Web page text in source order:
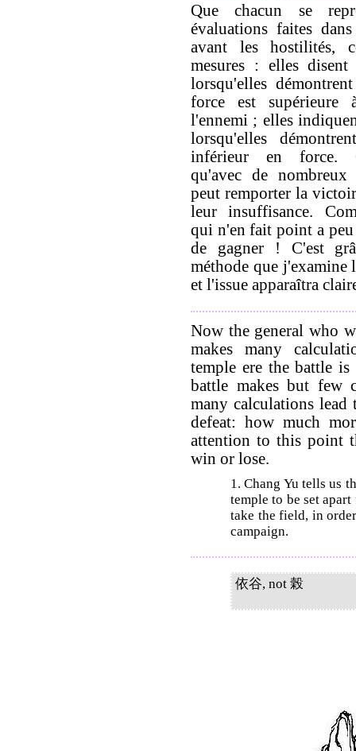
Que chacun se
évaluations faites
avant les hostilités,
mesures : elles
lorsqu'elles
force est supérieure
l'ennemi ; elles
lorsqu'elles
inférieur en force.
qu'avec de nombreux
peut remporter la
leur insuffisance.
qui n'en fait point a peu
de gagner ! C'est
méthode que j'examine
et l'issue apparaîtra
Now the general who
makes many
temple ere the battle
battle makes but few
many calculations
defeat: how much
attention to this point
win or lose.
1. Chang Yu tells us
temple to be set
take the field, in
campaign.
依谷, not 榖